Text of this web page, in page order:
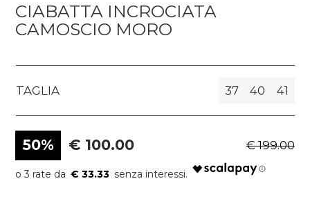
CIABATTA INCROCIATA
CAMOSCIO MORO
TAGLIA 37 40 41
50% € 100.00 € 199.00
€ 33.33